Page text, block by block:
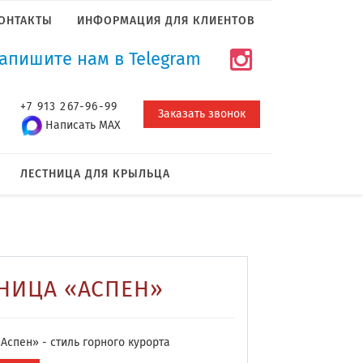
ИНФОРМАЦИЯ ДЛЯ КЛИЕНТОВ
нам в Telegram
Заказать звонок
+7 913 267-96-99
Написать MAX
ЛЕСТНИЦА ДЛЯ КРЫЛЬЦА
«АСПЕН»
- стиль горного курорта